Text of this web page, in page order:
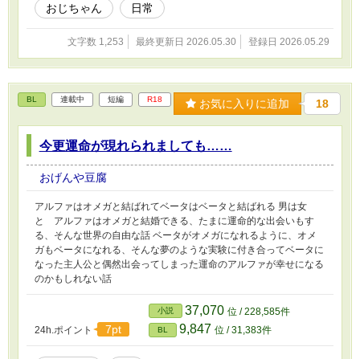
おじちゃん
日常
文字数 1,253 最終更新日 2026.05.30 登録日 2026.05.29
BL 連載中 短編 R18 お気に入りに追加 18
今更運命が現れられましても……
おげんや豆腐
アルファはオメガと結ばれてベータはベータと結ばれる 男は女
と アルファはオメガと結婚できる、たまに運命的な出会いもす
る、そんな世界の自由な話 ベータがオメガになれるように、オメ
ガもベータになれる、そんな夢のような実験に付き合ってベータに
なった主人公と偶然出会ってしまった運命のアルファが幸せになる
のかもしれない話
24h.ポイント 7pt
小説 37,070 位 / 228,585件
BL 9,847 位 / 31,383件